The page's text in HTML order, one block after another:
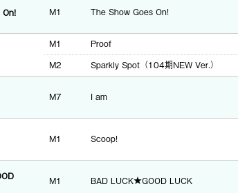
M1 The Show Goes On!
M1 Proof
M2
Sparkly Spot（104期NEW Ver.）
M7 I am
M1 Scoop!
M1 BAD LUCK★GOOD LUCK